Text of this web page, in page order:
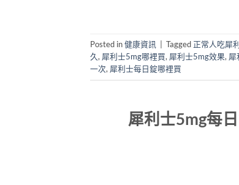
Posted in健康資訊 Tagged 正常人吃犀
久, 犀利士5mg哪裡買, 犀利士5mg效果, 犀
一次, 犀利士每日錠哪裡買
犀利士5mg每